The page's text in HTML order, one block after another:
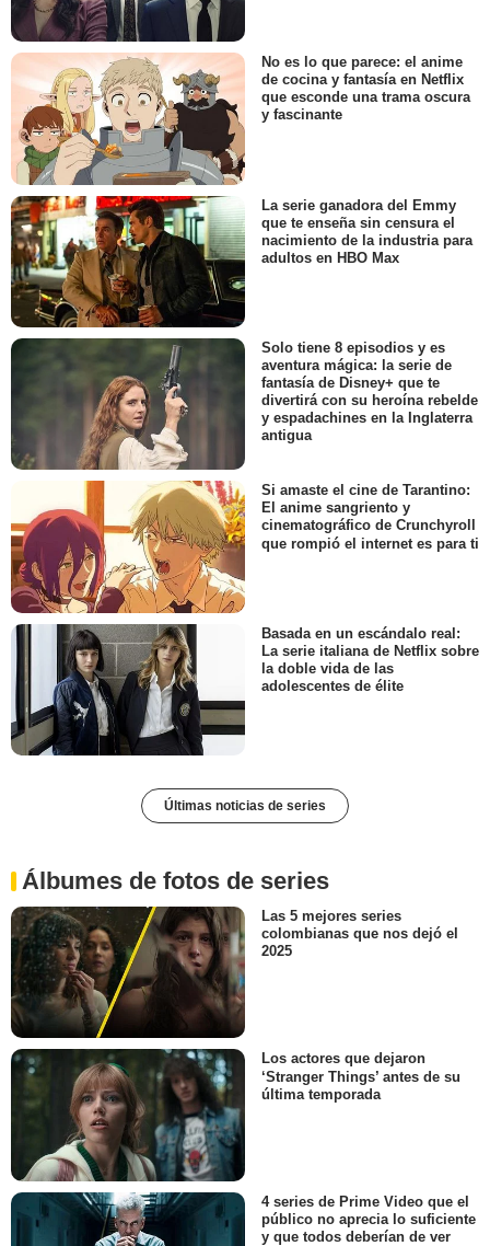
No es lo que parece: el anime
de cocina y fantasía en Netflix
que esconde una trama oscura
y fascinante
La serie ganadora del Emmy
que te enseña sin censura el
nacimiento de la industria para
adultos en HBO Max
Solo tiene 8 episodios y es
aventura mágica: la serie de
fantasía de Disney+ que te
divertirá con su heroína rebelde
y espadachines en la Inglaterra
antigua
Si amaste el cine de Tarantino:
El anime sangriento y
cinematográfico de Crunchyroll
que rompió el internet es para ti
Basada en un escándalo real:
La serie italiana de Netflix sobre
la doble vida de las
adolescentes de élite
Últimas noticias de series
Álbumes de fotos de series
Las 5 mejores series
colombianas que nos dejó el
2025
Los actores que dejaron
‘Stranger Things’ antes de su
última temporada
4 series de Prime Video que el
público no aprecia lo suficiente
y que todos deberían de ver